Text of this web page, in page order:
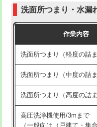
モルタル補修（厚さ10㎝
モルタル補修（厚さ10㎝超
洗面台設置
バスタブ設置
追加人工
（P/S/ポップアップ））
交換・取付（その他部品
持込商品取付（単水栓）
持込商品取付（混合水栓
持込商品取付（浄水器・
給水管工事※（ホール加
洗面所つまり・水漏
作業内容
洗面所つまり（軽度の詰ま
洗面所つまり（中度の詰ま
洗面所つまり（高度の詰ま
高圧洗浄機使用/3mまで
（一般向け（戸建て・集合